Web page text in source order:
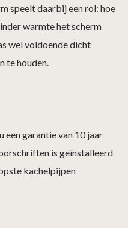
speelt daarbij een rol: hoe
warmte het scherm
wel voldoende dicht
te houden.
een garantie van 10 jaar
is geïnstalleerd
kachelpijpen